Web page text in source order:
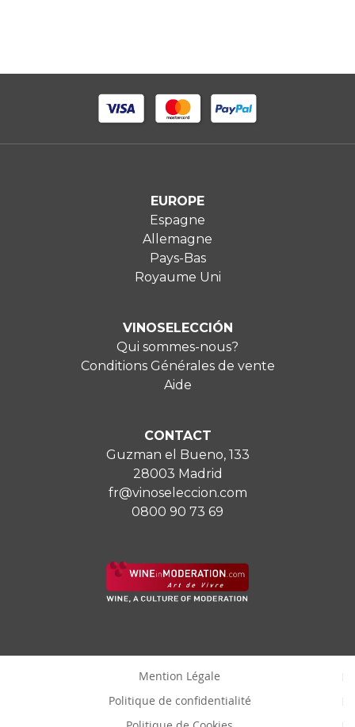
EUROPE
Espagne
Allemagne
Pays-Bas
Royaume Uni
VINOSELECCIÓN
Qui sommes-nous?
Conditions Générales de vente
Aide
CONTACT
Guzman el Bueno, 133
28003 Madrid
fr@vinoseleccion.com
0800 90 73 69
Mention Légale
Politique de confidentialité